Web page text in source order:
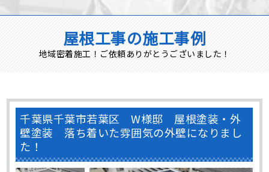
屋根工事の施工事例
地域密着施工！ご依頼ありがとうございました！
千葉県千葉市若葉区 W様邸 屋根塗装・外
壁塗装 落ち着いた雰囲気の外壁になりまし
た！